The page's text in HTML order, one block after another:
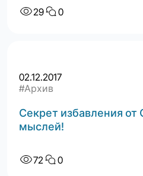
29 0
02.12.2017
#Архив
Секрет избавления от
мыслей!
72 0